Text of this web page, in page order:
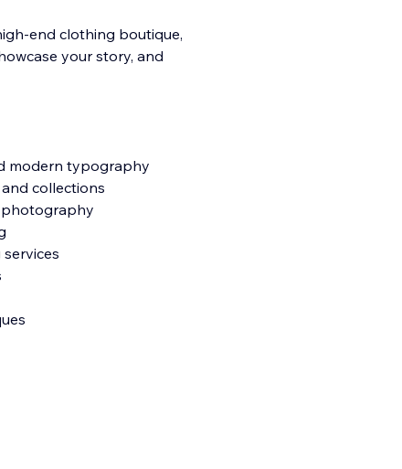
end clothing boutique,
your story, and
modern typography
collections
photography